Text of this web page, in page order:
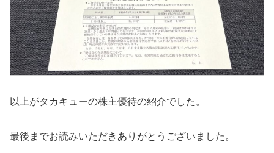
以上がタカキューの株主優待の紹介でした。
最後までお読みいただきありがとうございました。